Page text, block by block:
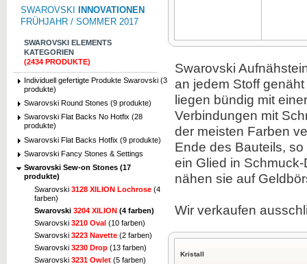
SWAROVSKI
INNOVATIONEN
FRÜHJAHR / SOMMER 2017
SWAROVSKI ELEMENTS
KATEGORIEN
(2434 PRODUKTE)
Individuell gefertigte Produkte Swarovski (3
produkte)
Swarovski Round Stones (9 produkte)
Swarovski Flat Backs No Hotfix (28
produkte)
Swarovski Flat Backs Hotfix (9 produkte)
Swarovski Fancy Stones & Settings
Swarovski Sew-on Stones (17
produkte)
Swarovski 3128 XILION Lochrose (4
farben)
Swarovski 3204 XILION (4 farben)
Swarovski 3210 Oval (10 farben)
Swarovski 3223 Navette (2 farben)
Swarovski 3230 Drop (13 farben)
Swarovski 3231 Owlet (5 farben)
Swarovski
an jedem Stoff
liegen bündig mit
Verbindungen mit
der meisten Farben
Ende des Bauteils, so
ein Glied in
nähen sie auf
Wir verkaufen
Kristall